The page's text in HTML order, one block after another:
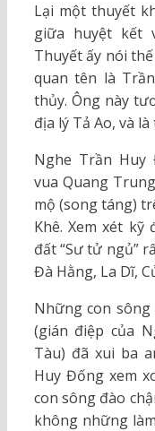
Lại một thuyết
giữa huyệt kết
Thuyết ấy nói
quan tên là
thủy. Ông này
địa lý Tả Ao, và
Nghe Trần
vua Quang
mộ (song táng)
Khê. Xem xét
đất “Sư tử ngủ”
Đà Hằng, La Dĩ,
Những con
(gián điệp của
Tàu) đã xui ba
Huy Đống xem
con sông đào
không những